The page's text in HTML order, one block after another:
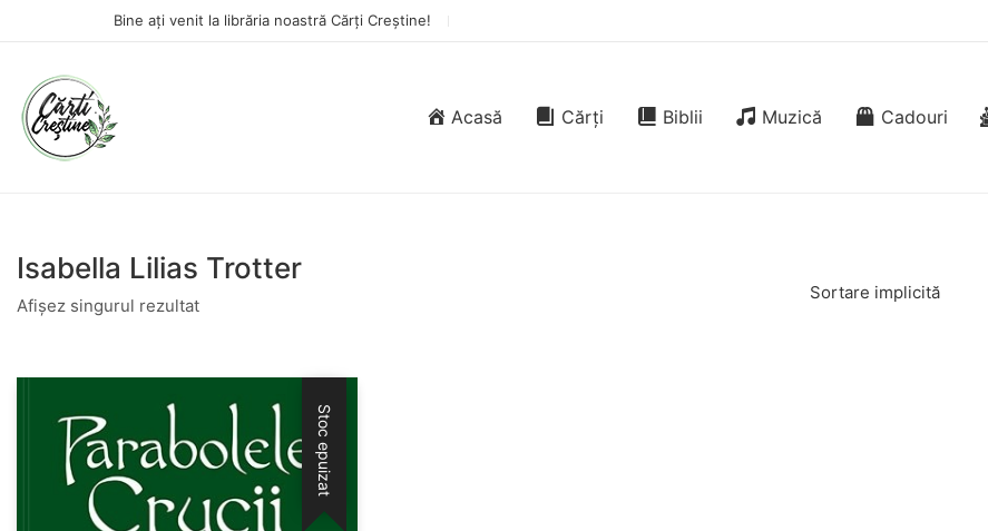
Bine ați venit la librăria noastră Cărți Creștine!
Acasă Cărți Biblii Muzică Cadouri
Isabella Lilias Trotter
Afișez singurul rezultat
Sortare implicită
Stoc epuizat